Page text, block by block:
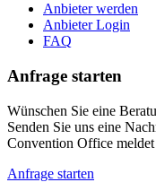
Anbieter werden
Anbieter Login
FAQ
Anfrage starten
Wünschen Sie eine
Senden Sie uns eine
Convention Office
Anfrage starten